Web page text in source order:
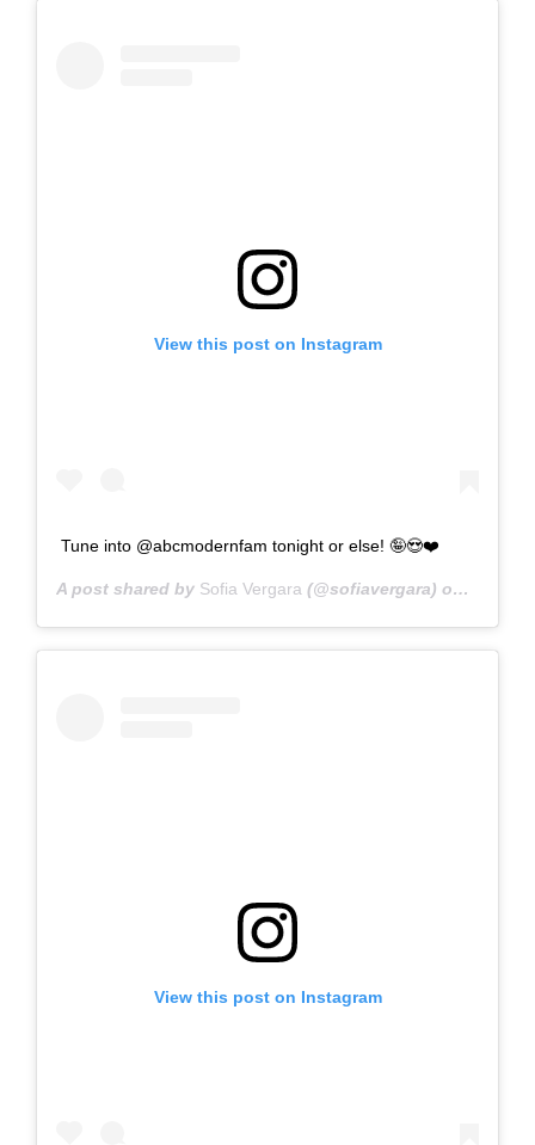
View this post on Instagram
Tune into @abcmodernfam tonight or else! 🤪😍❤️
A post shared by Sofia Vergara (@sofiavergara) on
View this post on Instagram